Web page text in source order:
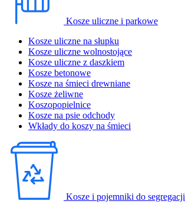
Kosze uliczne i parkowe
Kosze uliczne na słupku
Kosze uliczne wolnostojące
Kosze uliczne z daszkiem
Kosze betonowe
Kosze na śmieci drewniane
Kosze żeliwne
Koszopopielnice
Kosze na psie odchody
Wkłady do koszy na śmieci
Kosze i pojemniki do segregacji